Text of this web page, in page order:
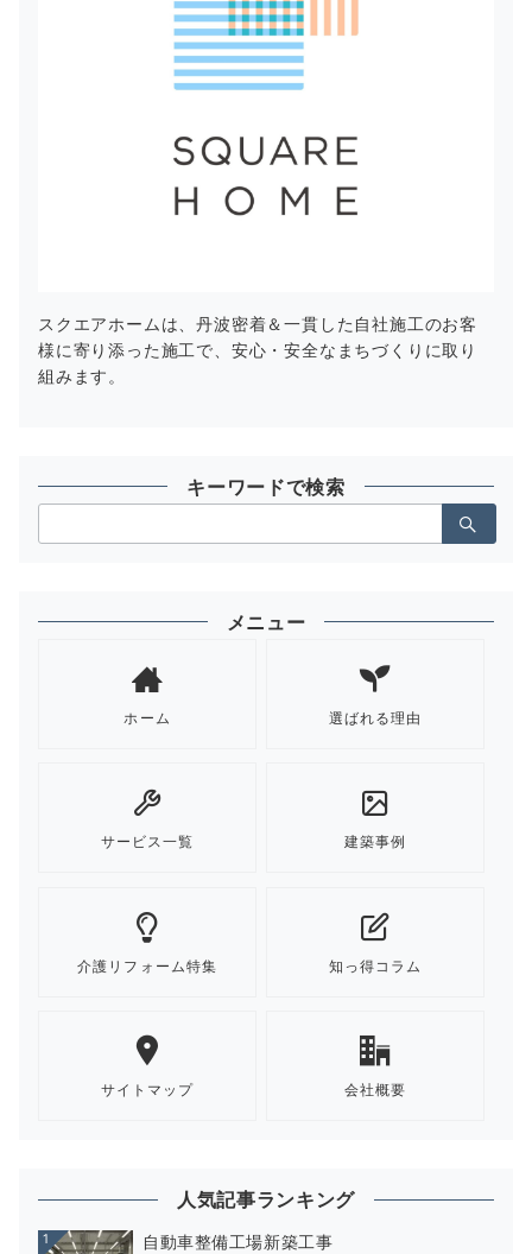
スクエアホームは、丹波密着＆一貫した自社施工のお客
様に寄り添った施工で、安心・安全なまちづくりに取り
組みます。
キーワードで検索
索：
メニュー
ホーム 選ばれる理由
サービス一覧 建築事例
介護リフォーム特集 知っ得コラム
サイトマップ 会社概要
人気記事ランキング
1 自動車整備工場新築工事